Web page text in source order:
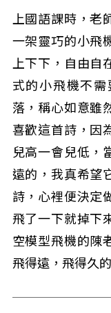
上國語課時，
一架靈巧的小飛
上下下，自由
式的小飛機不
落，稱心如意雖
喜歡這首詩，因
兒高一會兒低，
遠的，我真希望
詩，心裡便決定
飛了一下就掉下
空模型飛機的陳
飛得遠，飛得久